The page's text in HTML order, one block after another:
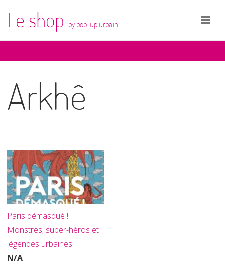
Le shop by pop-up urbain
Arkhê
Paris démasqué ! :
Monstres, super-héros et
légendes urbaines
N/A